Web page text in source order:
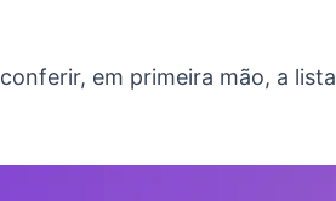
em primeira mão, a lista